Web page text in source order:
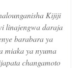
Kijiji
linajengwa daraja
barabara ya
miaka ya nyuma
changamoto